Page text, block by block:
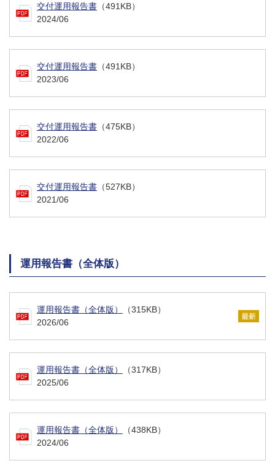
交付運用報告書 （491KB）
2024/06
交付運用報告書 （491KB）
2023/06
交付運用報告書 （475KB）
2022/06
交付運用報告書 （527KB）
2021/06
運用報告書（全体版）
運用報告書（全体版）
（315KB）
2026/06
運用報告書（全体版）
（317KB）
2025/06
運用報告書（全体版）
（438KB）
2024/06